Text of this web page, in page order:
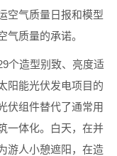
空气质量日报和模型
气质量的承诺。
造型别致、亮度适
阳能光伏发电项目的
伏组件替代了通常用
一体化。白天，在并
游人小憩遮阳，在造